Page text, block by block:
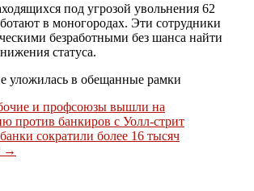
под угрозой увольнения 62
в моногородах. Эти сотрудники
безработными без шанса найти
статуса.
уложилась в обещанные рамки
и профсоюзы вышли на
против банкиров с Уолл-стрит
сократили более 16 тысяч
→